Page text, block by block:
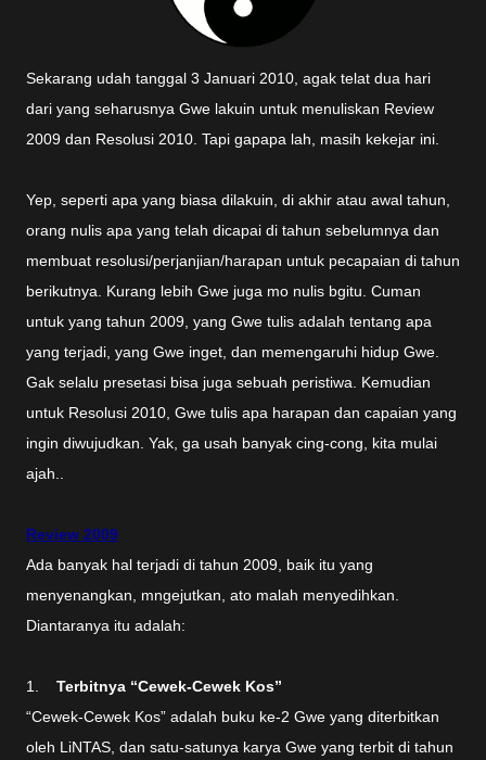
Sekarang udah tanggal 3 Januari 2010, agak telat dua hari
dari yang seharusnya Gwe lakuin untuk menuliskan Review
2009 dan Resolusi 2010. Tapi gapapa lah, masih kekejar ini.
Yep, seperti apa yang biasa dilakuin, di akhir atau awal tahun,
orang nulis apa yang telah dicapai di tahun sebelumnya dan
membuat resolusi/perjanjian/harapan untuk pecapaian di tahun
berikutnya. Kurang lebih Gwe juga mo nulis bgitu. Cuman
untuk yang tahun 2009, yang Gwe tulis adalah tentang apa
yang terjadi, yang Gwe inget, dan memengaruhi hidup Gwe.
Gak selalu presetasi bisa juga sebuah peristiwa. Kemudian
untuk Resolusi 2010, Gwe tulis apa harapan dan capaian yang
ingin diwujudkan. Yak, ga usah banyak cing-cong, kita mulai
ajah..
Review 2009
Ada banyak hal terjadi di tahun 2009, baik itu yang
menyenangkan, mngejutkan, ato malah menyedihkan.
Diantaranya itu adalah:
1. Terbitnya “Cewek-Cewek Kos”
“Cewek-Cewek Kos” adalah buku ke-2 Gwe yang diterbitkan
oleh LiNTAS, dan satu-satunya karya Gwe yang terbit di tahun